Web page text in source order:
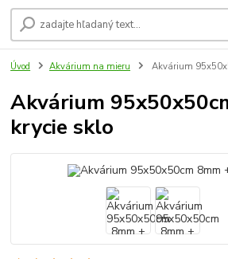
Úvod Akvárium na mieru Akvárium
Akvárium
krycie sklo